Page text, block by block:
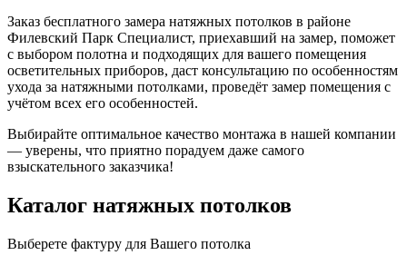
Заказ бесплатного замера натяжных потолков в районе
Филевский Парк Специалист, приехавший на замер, поможет
с выбором полотна и подходящих для вашего помещения
осветительных приборов, даст консультацию по особенностям
ухода за натяжными потолками, проведёт замер помещения с
учётом всех его особенностей.
Выбирайте оптимальное качество монтажа в нашей компании
— уверены, что приятно порадуем даже самого
взыскательного заказчика!
Каталог натяжных потолков
Выберете фактуру для Вашего потолка